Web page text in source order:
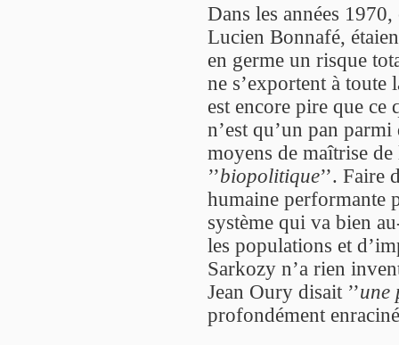
Dans les années
Lucien Bonnafé,
en germe un risque
ne s’exportent à
est encore pire que ce
n’est qu’un pan
moyens de maîtrise
’’biopolitique’’. Faire
humaine performante
système qui va bien
les populations et
Sarkozy n’a rien
Jean Oury disait ’’une
profondément